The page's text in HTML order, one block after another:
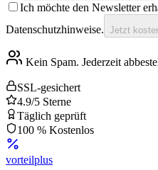
Ich möchte den Newsletter
Datenschutzhinweise. Jetzt
Kein Spam. Jederzeit
SSL-gesichert
4.9/5 Sterne
Täglich geprüft
100 % Kostenlos
vorteilplus